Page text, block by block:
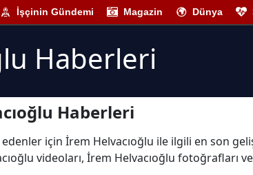
Ağrı
Amasya
Antalya
Artvin
Aydın
İşçinin Gündemi Magazin Dünya
Haberleri
Haberleri
için İrem Helvacıoğlu ile ilgili en son
videoları, İrem Helvacıoğlu fotoğrafları